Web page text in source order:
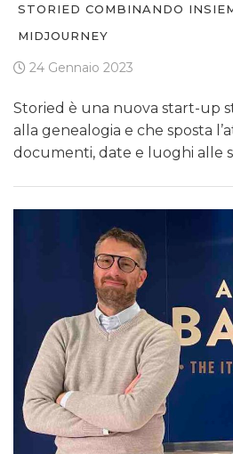
STORIED COMBINANDO
MIDJOURNEY
24 Gennaio 2023
Storied è una nuova start-up
alla genealogia e che sposta
documenti, date e luoghi alle